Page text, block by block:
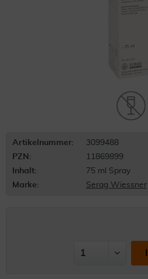
Artikelnummer:
3099488
PZN:
11869899
Inhalt:
75 ml Spray
Marke:
Serag Wiessner